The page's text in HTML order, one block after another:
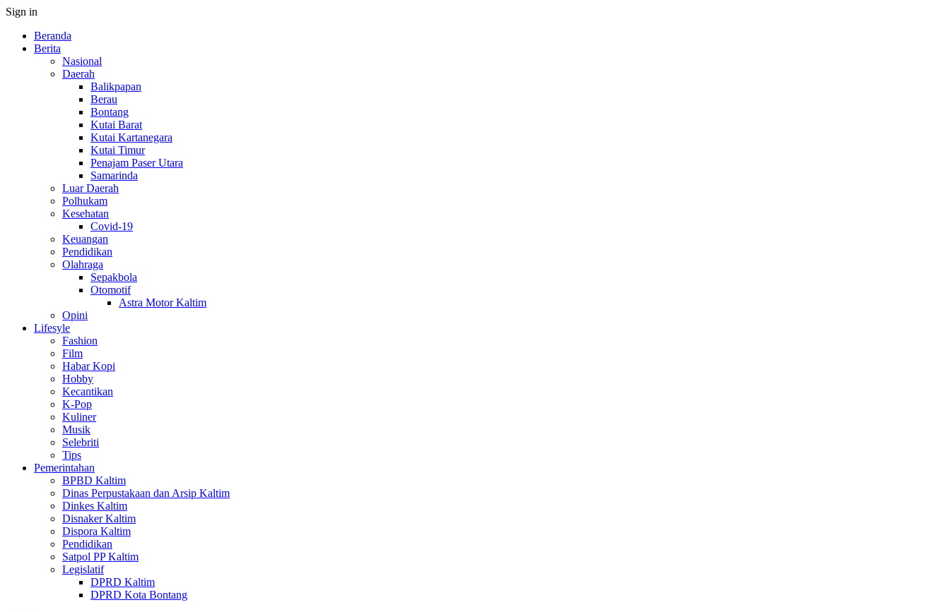
Sign in
Beranda
Berita
Nasional
Daerah
Balikpapan
Berau
Bontang
Kutai Barat
Kutai Kartanegara
Kutai Timur
Penajam Paser Utara
Samarinda
Luar Daerah
Polhukam
Kesehatan
Covid-19
Keuangan
Pendidikan
Olahraga
Sepakbola
Otomotif
Astra Motor Kaltim
Opini
Lifesyle
Fashion
Film
Habar Kopi
Hobby
Kecantikan
K-Pop
Kuliner
Musik
Selebriti
Tips
Pemerintahan
BPBD Kaltim
Dinas Perpustakaan dan Arsip Kaltim
Dinkes Kaltim
Disnaker Kaltim
Dispora Kaltim
Pendidikan
Satpol PP Kaltim
Legislatif
DPRD Kaltim
DPRD Kota Bontang